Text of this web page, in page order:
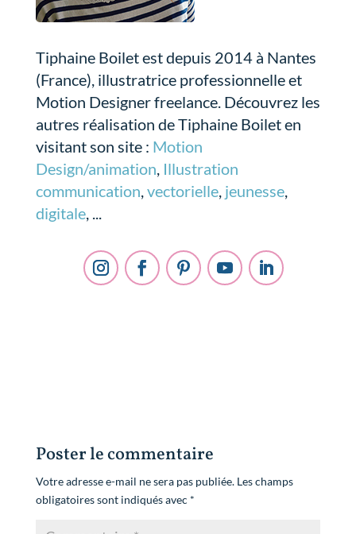
Tiphaine Boilet est depuis 2014 à Nantes
(France), illustratrice professionnelle et
Motion Designer freelance. Découvrez les
autres réalisation de Tiphaine Boilet en
visitant son site : Motion
Design/animation, Illustration
communication,vectorielle, jeunesse,
digitale, ...
Poster le commentaire
Votre adresse e-mail ne sera pas publiée. Les champs
obligatoires sont indiqués avec *